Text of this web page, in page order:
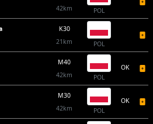
42km
POL
K30
21km
POL
M40
42km
POL
OK
M30
42km
POL
OK